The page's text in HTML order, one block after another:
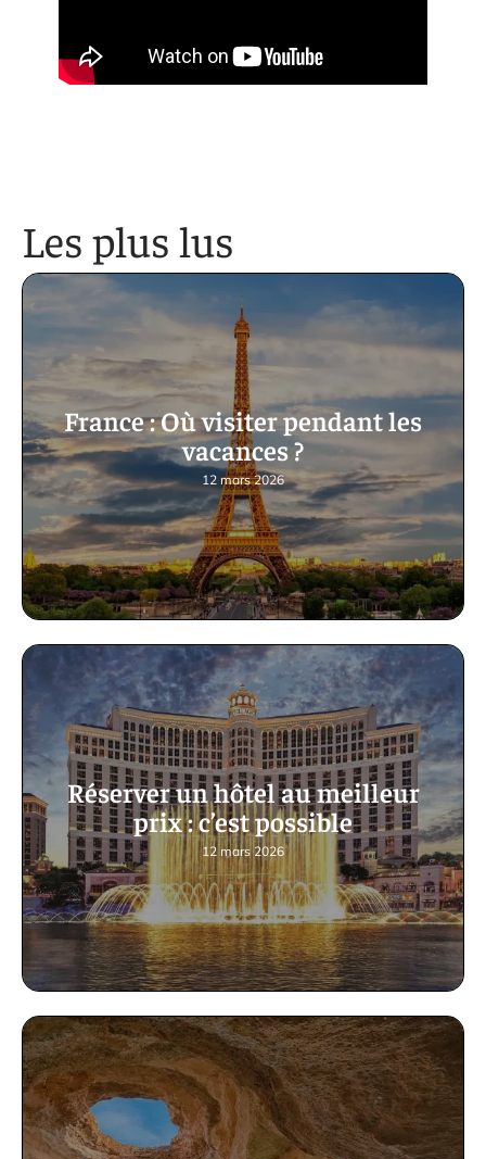
Les plus lus
France : Où visiter pendant les
vacances ?
12 mars 2026
Réserver un hôtel au meilleur
prix : c’est possible
12 mars 2026